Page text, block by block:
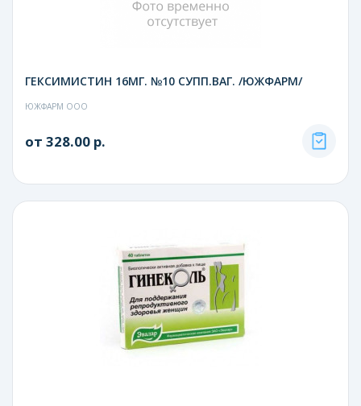
ГЕКСИМИСТИН 16МГ. №10 СУПП.ВАГ. /ЮЖФАРМ/
ЮЖФАРМ ООО
от 328.00 р.